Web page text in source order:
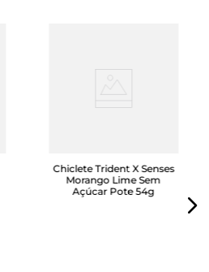
Chiclete Trident X Senses
Morango Lime Sem
Açúcar Pote 54g